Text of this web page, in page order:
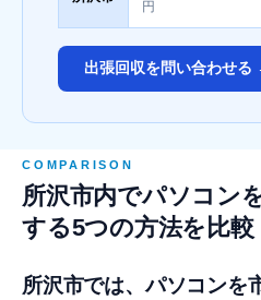
円
出張回収を問い合わせる
COMPARISON
所沢市内でパソコン
する5つの方法を比較
所沢市では、パソコンを